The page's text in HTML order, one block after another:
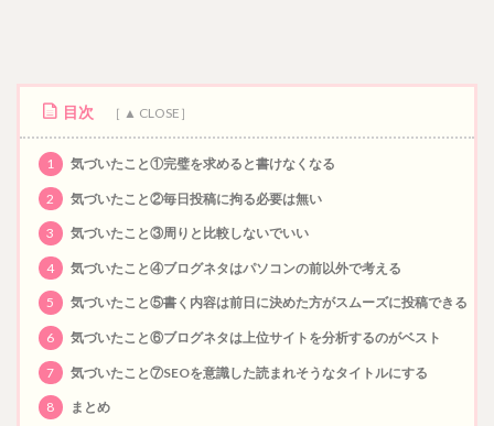
目次
1 気づいたこと①完璧を求めると書けなくなる
2 気づいたこと②毎日投稿に拘る必要は無い
3 気づいたこと③周りと比較しないでいい
4 気づいたこと④ブログネタはパソコンの前以外で考える
5 気づいたこと⑤書く内容は前日に決めた方がスムーズに投稿できる
6 気づいたこと⑥ブログネタは上位サイトを分析するのがベスト
7 気づいたこと⑦SEOを意識した読まれそうなタイトルにする
8 まとめ